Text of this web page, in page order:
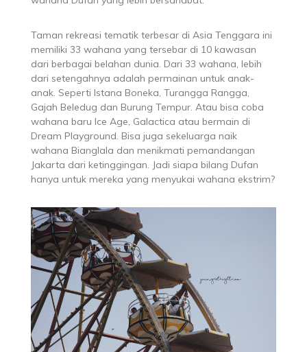
Taman rekreasi tematik terbesar di Asia Tenggara ini
memiliki 33 wahana yang tersebar di 10 kawasan
dari berbagai belahan dunia. Dari 33 wahana, lebih
dari setengahnya adalah permainan untuk anak-
anak. Seperti Istana Boneka, Turangga Rangga,
Gajah Beledug dan Burung Tempur. Atau bisa coba
wahana baru Ice Age, Galactica atau bermain di
Dream Playground. Bisa juga sekeluarga naik
wahana Bianglala dan menikmati pemandangan
Jakarta dari ketinggingan. Jadi siapa bilang Dufan
hanya untuk mereka yang menyukai wahana ekstrim?